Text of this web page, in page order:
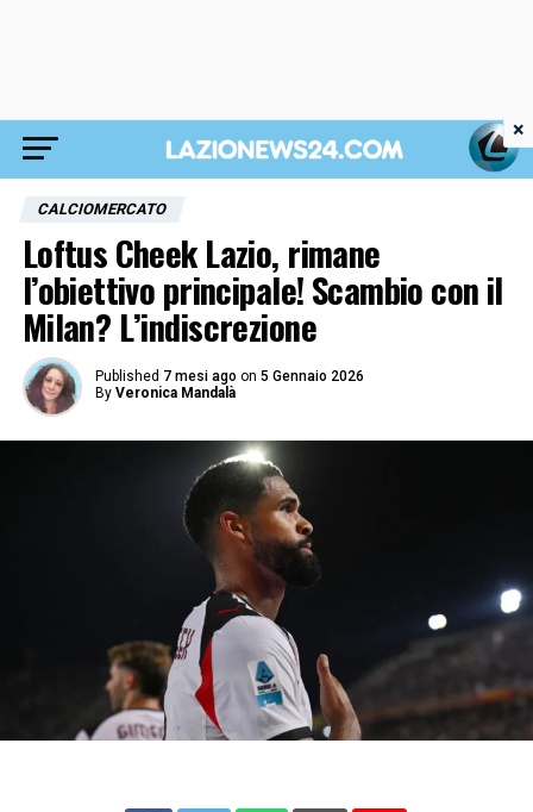
CALCIOMERCATO
Loftus Cheek Lazio, rimane
l’obiettivo principale! Scambio con il
Milan? L’indiscrezione
Published 7 mesi ago on 5 Gennaio 2026
By Veronica Mandalà
×